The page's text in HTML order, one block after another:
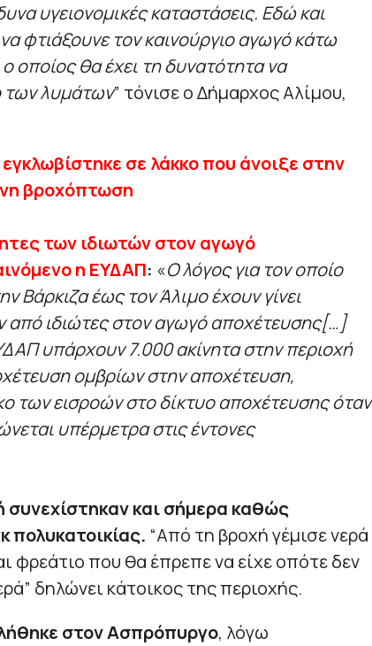
υγειονομικές καταστάσεις. Εδώ και
φτιάξουνε τον καινούργιο αγωγό κάτω
θα έχει τη δυνατότητα να
των λυμάτων” τόνισε ο Δήμαρχος Αλίμου,
σε λάκκο που άνοιξε στην
βροχόπτωση
των ιδιωτών στον αγωγό
η ΕΥΔΑΠ: «Ο λόγος για τον οποίο
Βάρκιζα έως τον Άλιμο έχουν γίνει
από ιδιώτες στον αγωγό αποχέτευσης[…]
υπάρχουν 7.000 ακίνητα στην περιοχή
ομβρίων στην αποχέτευση,
των εισροών στο δίκτυο αποχέτευσης όταν
υπέρμετρα στις έντονες
και σήμερα καθώς
πολυκατοικίας. “Από τη βροχή γέμισε νερά
φρεάτιο που θα έπρεπε να είχε οπότε δεν
δηλώνει κάτοικος της περιοχής.
στον Ασπρόπυργο, λόγω